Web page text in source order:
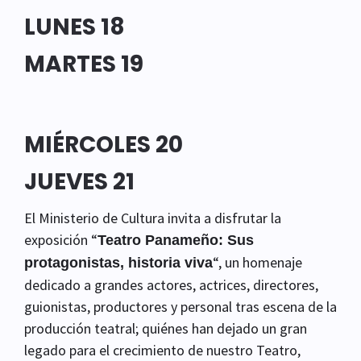
LUNES 18
MARTES 19
MIÉRCOLES 20
JUEVES 21
El Ministerio de Cultura invita a disfrutar la
exposición “Teatro Panameño: Sus
protagonistas, historia viva“, un homenaje
dedicado a grandes actores, actrices, directores,
guionistas, productores y personal tras escena de la
producción teatral; quiénes han dejado un gran
legado para el crecimiento de nuestro Teatro,